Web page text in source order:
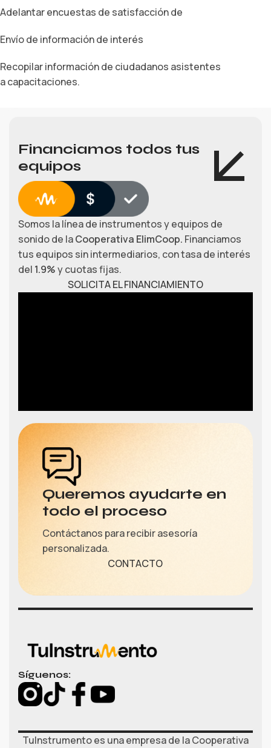
Adelantar encuestas de satisfacción de
Envío de información de interés
Recopilar información de ciudadanos asistentes
a capacitaciones.
Financiamos todos tus
equipos
Somos la línea de instrumentos y equipos de
sonido de laCooperativa ElimCoop. Financiamos
tus equipos sin intermediarios, con tasa de interés
del 1.9%y cuotas fijas.
SOLICITA EL FINANCIAMIENTO
Queremos ayudarte en
todo el proceso
Contáctanos para recibir asesoría
personalizada.
CONTACTO
Síguenos:
TuInstrumento es una empresa de la Cooperativa